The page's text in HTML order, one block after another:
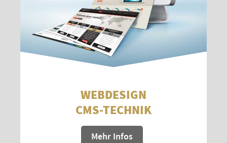
WEBDESIGN
CMS-TECHNIK
Mehr Infos